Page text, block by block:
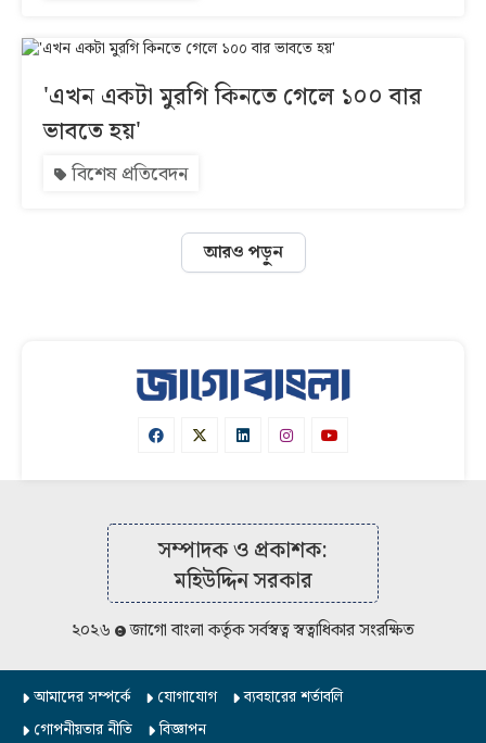
'এখন একটা মুরগি কিনতে গেলে ১০০ বার
ভাবতে হয়'
বিশেষ প্রতিবেদন
আরও পড়ুন
সম্পাদক ও প্রকাশক:
মহিউদ্দিন সরকার
২০২৬ জাগো বাংলা কর্তৃক সর্বস্বত্ব স্বত্বাধিকার সংরক্ষিত
আমাদের সম্পর্কে যোগাযোগ
ব্যবহারের শর্তাবলি
গোপনীয়তার নীতি
বিজ্ঞাপন